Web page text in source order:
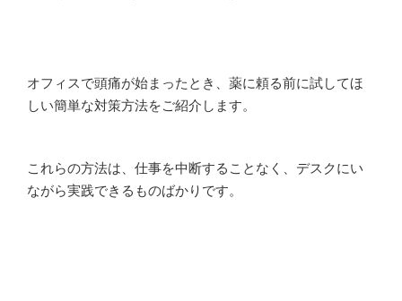
オフィスで頭痛が始まったとき、薬に頼る前に試してほ
しい簡単な対策方法をご紹介します。
これらの方法は、仕事を中断することなく、デスクにい
ながら実践できるものばかりです。